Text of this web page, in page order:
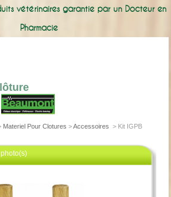
vétérinaires garantie par un Docteur en
Pharmacie
Materiel Pour Clotures > Accessoires > Kit IGPB